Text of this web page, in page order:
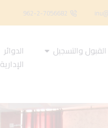
962-2-7056682
القبول والتسجيل
الدوائر
الإدارية